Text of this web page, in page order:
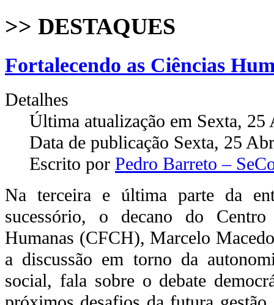
>> DESTAQUES
Fortalecendo as Ciências
Detalhes
Última atualização em Sexta,
Data de publicação Sexta, 25
Escrito por Pedro Barreto –
Na terceira e última parte da
sucessório, o decano do
Humanas (CFCH), Marcelo
a discussão em torno da
social, fala sobre o debate